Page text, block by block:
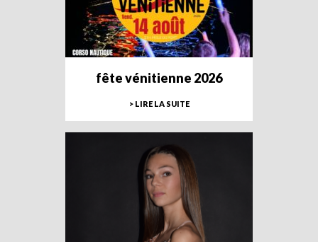
fête vénitienne 2026
> LIRE LA SUITE